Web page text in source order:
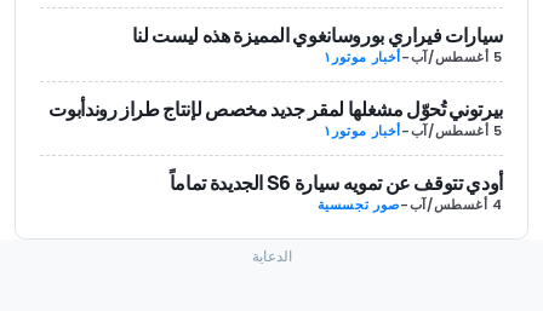
سيارات فيراري بوروسانغوي المميزة هذه ليست لنا
5 أغسطس/آب -أخبار موتور١
بيرتوني تُحوّل مشغلها لمقر جديد مخصص لإنتاج طراز روندأبوت
5 أغسطس/آب -أخبار موتور١
أودي تتوقف عن تمويه سيارة S6 الجديدة تماماً
4 أغسطس/آب -صور تجسسية